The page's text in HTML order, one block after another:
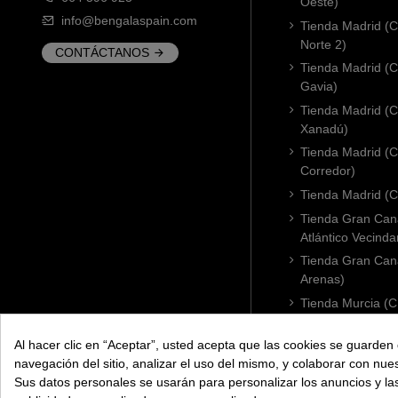
info@bengalaspain.com
CONTÁCTANOS
Tienda Madrid
Norte 2)
Tienda Madrid
Gavia)
Tienda Madrid
Xanadú)
Tienda Madrid
Corredor)
Tienda Madrid
Tienda Gran
Atlántico
Tienda Gran
Arenas)
Tienda Murcia
Tienda Badajoz
Tienda Cádiz
Tienda Córdoba
Al hacer clic en “Aceptar”, usted acepta que las cookies se
navegación del sitio, analizar el uso del mismo, y colaborar con
Sus datos personales se usarán para personalizar los anuncios y